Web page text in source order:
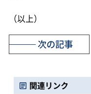
（以上）
次の記事
関連リンク